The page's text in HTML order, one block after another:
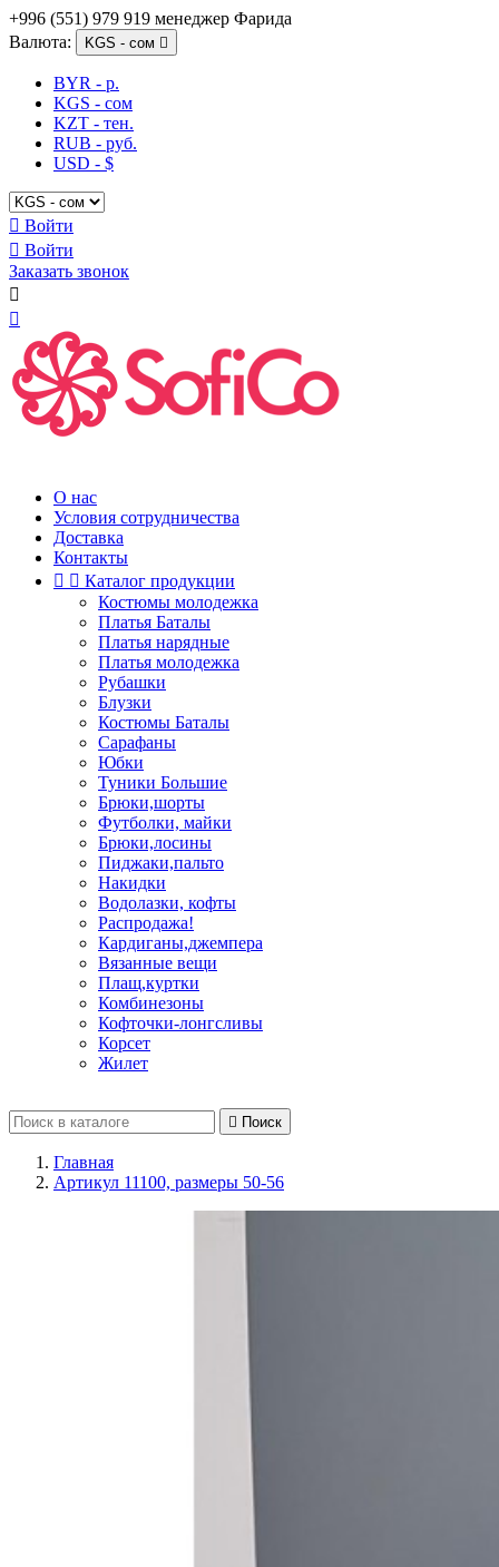
+996 (551) 979 919 менеджер Фарида
Валюта:
KGS - сом 
BYR - р.
KGS - сом
KZT - тен.
RUB - руб.
USD - $
 Войти
 Войти
Заказать звонок


О нас
Условия сотрудничества
Доставка
Контакты
  Каталог продукции
Костюмы молодежка
Платья Баталы
Платья нарядные
Платья молодежка
Рубашки
Блузки
Костюмы Баталы
Сарафаны
Юбки
Туники Большие
Брюки,шорты
Футболки, майки
Брюки,лосины
Пиджаки,пальто
Накидки
Водолазки, кофты
Распродажа!
Кардиганы,джемпера
Вязанные вещи
Плащ,куртки
Комбинезоны
Кофточки-лонгсливы
Корсет
Жилет
 Поиск
Главная
Артикул 11100, размеры 50-56